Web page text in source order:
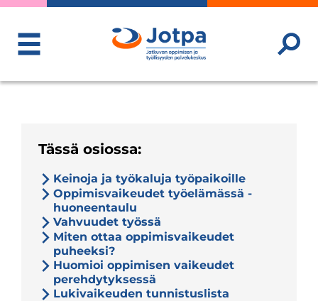
ToggleMenu
Tässä osiossa:
Keinoja ja työkaluja työpaikoille
Oppimisvaikeudet työelämässä -
huoneentaulu
Vahvuudet työssä
Miten ottaa oppimisvaikeudet
puheeksi?
Huomioi oppimisen vaikeudet
perehdytyksessä
Lukivaikeuden tunnistuslista